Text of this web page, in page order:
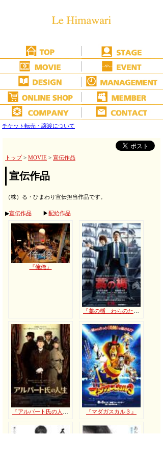
チケット転売・譲渡について
トップ> MOVIE > 宣伝作品
宣伝作品
（株）る・ひまわり宣伝担当作品です。
▶宣伝作品 ▶配給作品
『俺俺』
『藁の楯 わらのたて』
『アルバート氏の人生』 『マダガスカル３』